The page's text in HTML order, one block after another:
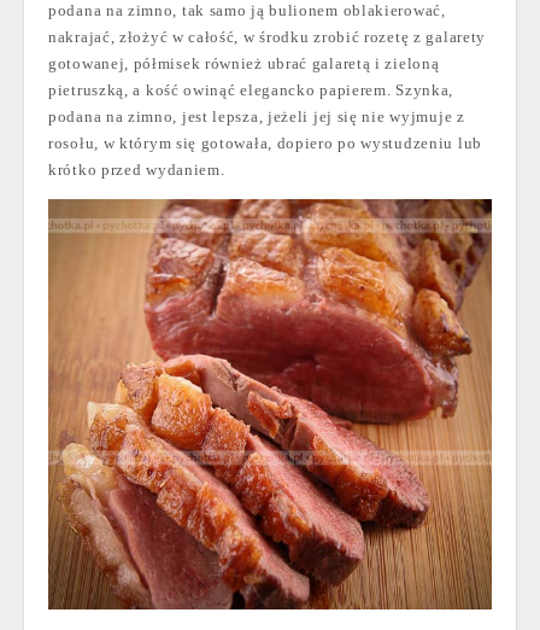
podana na zimno, tak samo ją bulionem oblakierować,
nakrajać, złożyć w całość, w środku zrobić rozetę z galarety
gotowanej, półmisek również ubrać galaretą i zieloną
pietruszką, a kość owinąć elegancko papierem. Szynka,
podana na zimno, jest lepsza, jeżeli jej się nie wyjmuje z
rosołu, w którym się gotowała, dopiero po wystudzeniu lub
krótko przed wydaniem.